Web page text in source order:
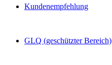
Kundenempfehlung
GLQ (geschützter Bereich)